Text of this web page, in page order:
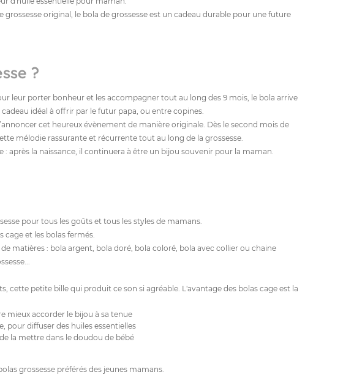
original, le bola de grossesse est un cadeau durable pour une future
?
leur porter bonheur et les accompagner tout au long des 9 mois, le bola arrive
idéal à offrir par le futur papa, ou entre copines.
cet heureux évènement de manière originale. Dès le second mois de
mélodie rassurante et récurrente tout au long de la grossesse.
: après la naissance, il continuera à être un bijou souvenir pour la maman.
pour tous les goûts et tous les styles de mamans.
cage et les bolas fermés.
matières : bola argent, bola doré, bola coloré, bola avec collier ou chaine
cette petite bille qui produit ce son si agréable. L'avantage des bolas cage est la
mieux accorder le bijou à sa tenue
pour diffuser des huiles essentielles
la mettre dans le doudou de bébé
grossesse préférés des jeunes mamans.